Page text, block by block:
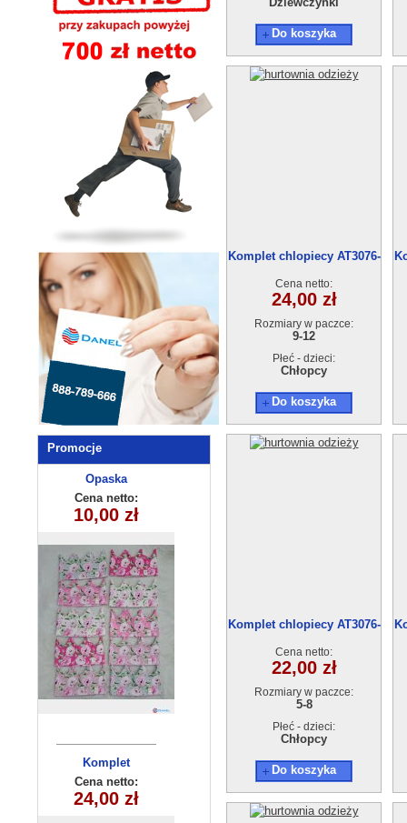
Promocje
Opaska
dziecięca
250510-4
Cena netto:
10,00 zł
Komplet
dziecięcy
HH-355(1-5)
15szt
Cena netto:
24,00 zł
Bluzka
dziewczęca
270625-2(6-16)
6szt
Cena netto:
18,00 zł
Bluzka
chłopięca
(1-4) 4szt
Cena netto:
7,00 zł
Do koszyka
Komplet chlopiecy AT3076-
Cena netto:
24,00 zł
Rozmiary w paczce:
9-12
Płeć - dzieci:
Chłopcy
Do koszyka
Komplet chlopiecy AT3076-
Cena netto:
22,00 zł
Rozmiary w paczce:
5-8
Płeć - dzieci:
Chłopcy
Do koszyka